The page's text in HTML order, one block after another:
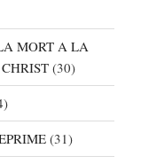
MORT A LA
(30)
(31)